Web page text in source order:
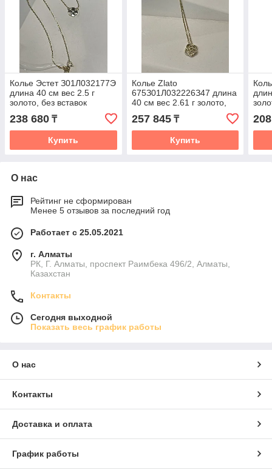
Колье Эстет З01Л032177Э
длина 40 см вес 2.5 г
золото, без вставок
238 680 ₸
Купить
Колье Zlato
675З01Л032226З47 длина
40 см вес 2.61 г золото,
без вставок
257 845₸
Купить
О нас
Рейтинг не сформирован
Менее 5 отзывов за последний год
Работает с 25.05.2021
г. Алматы
РК, Г. Алматы, проспект Раимбека 496/2, Алматы,
Казахстан
Контакты
Сегодня выходной
Показать весь график работы
О нас
Контакты
Доставка и оплата
График работы